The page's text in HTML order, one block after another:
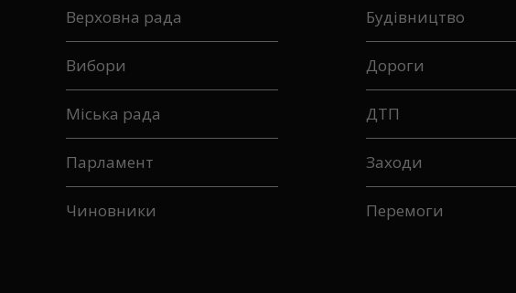
Верховна рада
Вибори
Міська рада
Парламент
Чиновники
Будівництво
Дороги
ДТП
Заходи
Перемоги